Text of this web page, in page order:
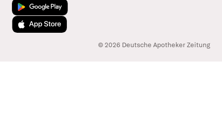
Jetzt bei Google Play
Laden im App Store
© 2026 Deutsche Apotheker Zeitung